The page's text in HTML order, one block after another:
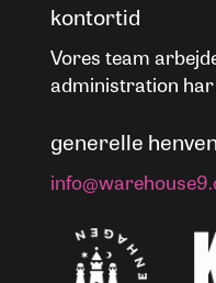
kontortid
Vores team
administration
generelle